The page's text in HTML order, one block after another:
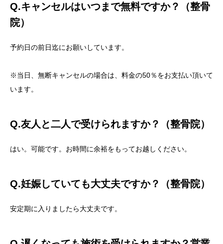
Q.キャンセルはいつまで無料ですか？（整骨
院）
予約日の前日迄にお願いしています。
※当日、無断キャンセルの場合は、料金の50％をお支払い頂いて
います。
Q.友人と二人で受けられますか？（整骨院）
はい。可能です。お時間に余裕をもってお越しください。
Q.妊娠していても大丈夫ですか？（整骨院）
安定期に入りましたら大丈夫です。